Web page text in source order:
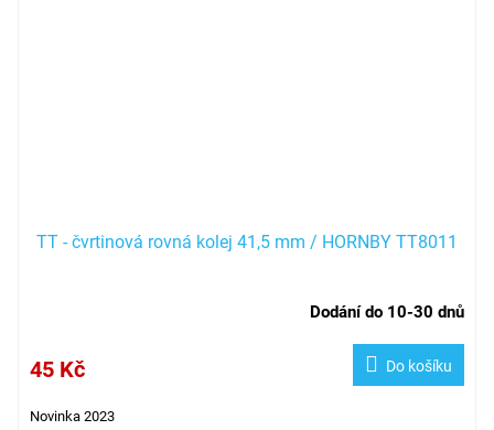
TT - čvrtinová rovná kolej 41,5 mm / HORNBY TT8011
Dodání do 10-30 dnů
45 Kč Do košíku
Novinka 2023